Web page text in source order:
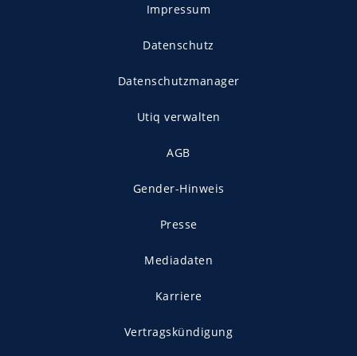
Impressum
Datenschutz
Datenschutzmanager
Utiq verwalten
AGB
Gender-Hinweis
Presse
Mediadaten
Karriere
Vertragskündigung